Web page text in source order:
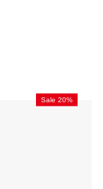
Sale 20%